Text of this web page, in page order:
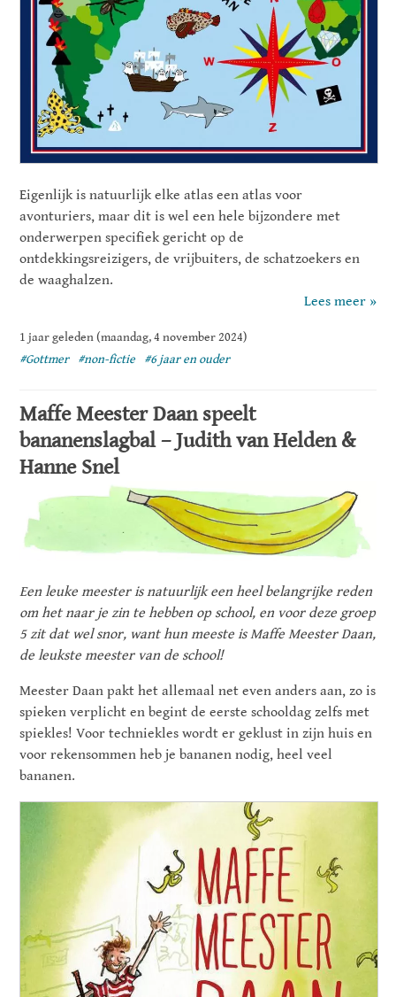
Eigenlijk is natuurlijk elke atlas een atlas voor
avonturiers, maar dit is wel een hele bijzondere met
onderwerpen specifiek gericht op de
ontdekkingsreizigers, de vrijbuiters, de schatzoekers en
de waaghalzen.
Lees meer »
1 jaar geleden (maandag, 4 november 2024)
#Gottmer
#non-fictie #6 jaar en ouder
Maffe Meester Daan speelt
bananenslagbal – Judith van Helden &
Hanne Snel
Een leuke meester is natuurlijk een heel belangrijke reden
om het naar je zin te hebben op school, en voor deze groep
5 zit dat wel snor, want hun meeste is Maffe Meester Daan,
de leukste meester van de school!
Meester Daan pakt het allemaal net even anders aan, zo is
spieken verplicht en begint de eerste schooldag zelfs met
spiekles! Voor techniekles wordt er geklust in zijn huis en
voor rekensommen heb je bananen nodig, heel veel
bananen.